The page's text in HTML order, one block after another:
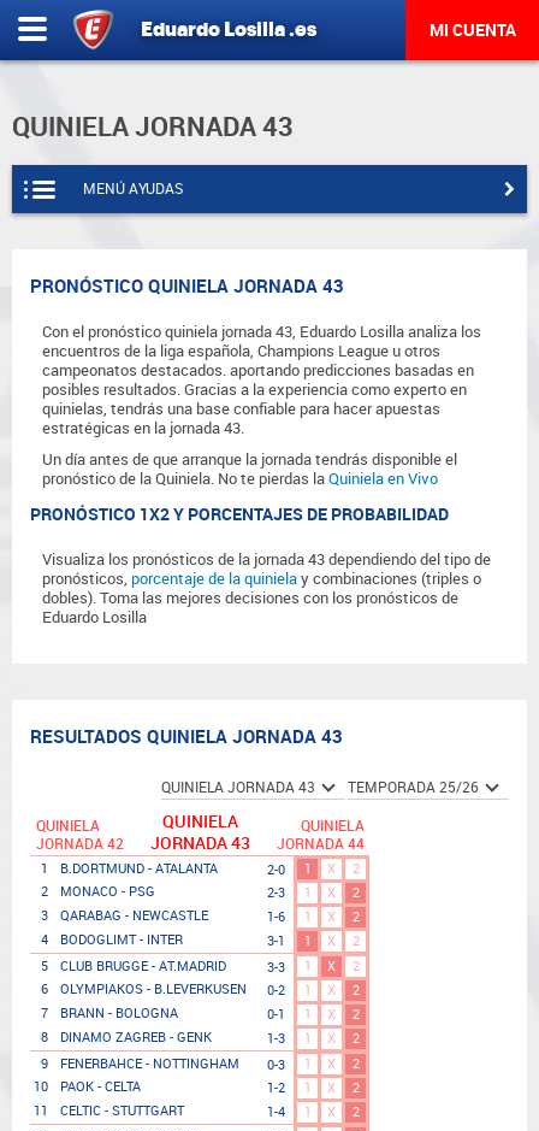
Eduardo Losilla.es MI CUENTA
QUINIELA JORNADA 43
MENÚ AYUDAS
PRONÓSTICO QUINIELA JORNADA 43
Con el pronóstico quiniela jornada 43, Eduardo Losilla analiza los
encuentros de la liga española, Champions League u otros
campeonatos destacados. aportando predicciones basadas en
posibles resultados. Gracias a la experiencia como experto en
quinielas, tendrás una base confiable para hacer apuestas
estratégicas en la jornada 43.
Un día antes de que arranque la jornada tendrás disponible el
pronóstico de la Quiniela. No te pierdas la Quiniela en Vivo
PRONÓSTICO 1X2 Y PORCENTAJES DE PROBABILIDAD
Visualiza los pronósticos de la jornada 43 dependiendo del tipo de
pronósticos, porcentaje de la quiniela y combinaciones (triples o
dobles). Toma las mejores decisiones con los pronósticos de
Eduardo Losilla
RESULTADOS QUINIELA JORNADA 43
QUINIELA
JORNADA 42
QUINIELA
JORNADA 43
QUINIELA
JORNADA 44
1 B.DORTMUND - ATALANTA 2-0 1 X
2
2
MONACO - PSG 2-3 1 X
2
3
QARABAG - NEWCASTLE 1-6 1 X
2
4
BODOGLIMT - INTER 3-1 1 X
2
5
CLUB BRUGGE - AT.MADRID 3-3 1 X
2
6
OLYMPIAKOS - B.LEVERKUSEN 0-2 1 X
2
7
BRANN - BOLOGNA 0-1 1 X
2
8
DINAMO ZAGREB - GENK 1-3 1 X
2
9
FENERBAHCE - NOTTINGHAM 0-3 1 X
2
10
PAOK - CELTA 1-2 1 X
2
11
CELTIC - STUTTGART 1-4 1 X
2